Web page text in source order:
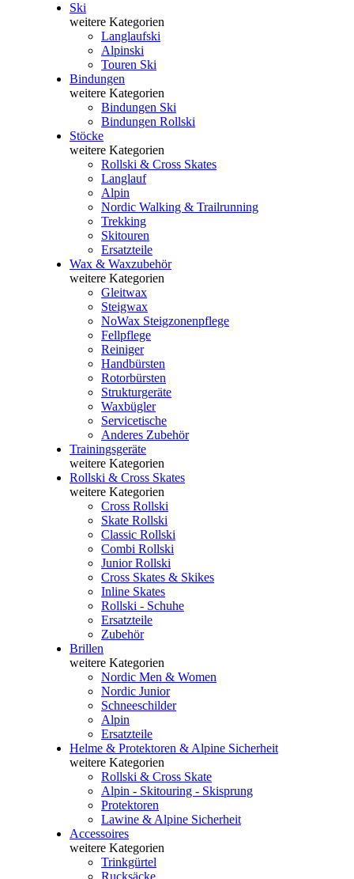
Ski
weitere Kategorien
Langlaufski
Alpinski
Touren Ski
Bindungen
weitere Kategorien
Bindungen Ski
Bindungen Rollski
Stöcke
weitere Kategorien
Rollski & Cross Skates
Langlauf
Alpin
Nordic Walking & Trailrunning
Trekking
Skitouren
Ersatzteile
Wax & Waxzubehör
weitere Kategorien
Gleitwax
Steigwax
NoWax Steigzonenpflege
Fellpflege
Reiniger
Handbürsten
Rotorbürsten
Strukturgeräte
Waxbügler
Servicetische
Anderes Zubehör
Trainingsgeräte
weitere Kategorien
Rollski & Cross Skates
weitere Kategorien
Cross Rollski
Skate Rollski
Classic Rollski
Combi Rollski
Junior Rollski
Cross Skates & Skikes
Inline Skates
Rollski - Schuhe
Ersatzteile
Zubehör
Brillen
weitere Kategorien
Nordic Men & Women
Nordic Junior
Schneeschilder
Alpin
Ersatzteile
Helme & Protektoren & Alpine Sicherheit
weitere Kategorien
Rollski & Cross Skate
Alpin - Skitouring - Skisprung
Protektoren
Lawine & Alpine Sicherheit
Accessoires
weitere Kategorien
Trinkgürtel
Rucksäcke